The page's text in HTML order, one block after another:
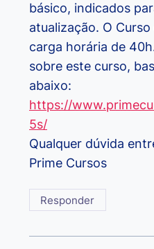
básico, indicados
atualização. O
carga horária de
sobre este curso,
abaixo:
https://
5s/
Qualquer dúvida
Prime Cursos
Responder